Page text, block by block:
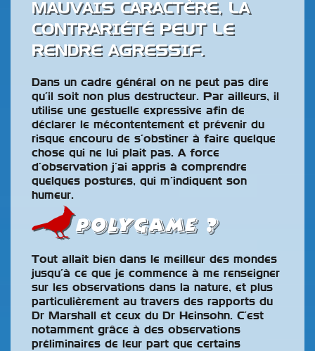
MAUVAIS CARACTÈRE, LA
CONTRARIÉTÉ PEUT LE
RENDRE AGRESSIF.
Dans un cadre général on ne peut pas dire
qu’il soit non plus destructeur. Par ailleurs, il
utilise une gestuelle expressive afin de
déclarer le mécontentement et prévenir du
risque encouru de s’obstiner à faire quelque
chose qui ne lui plait pas. A force
d’observation j’ai appris à comprendre
quelques postures, qui m’indiquent son
humeur.
Polygame ?
Tout allait bien dans le meilleur des mondes
jusqu’à ce que je commence à me renseigner
sur les observations dans la nature, et plus
particulièrement au travers des rapports du
Dr Marshall et ceux du Dr Heinsohn. C’est
notamment grâce à des observations
préliminaires de leur part que certains